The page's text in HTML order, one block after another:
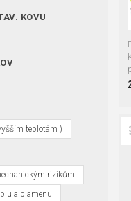
KOVU
teplotám )
rizikům
a plamenu